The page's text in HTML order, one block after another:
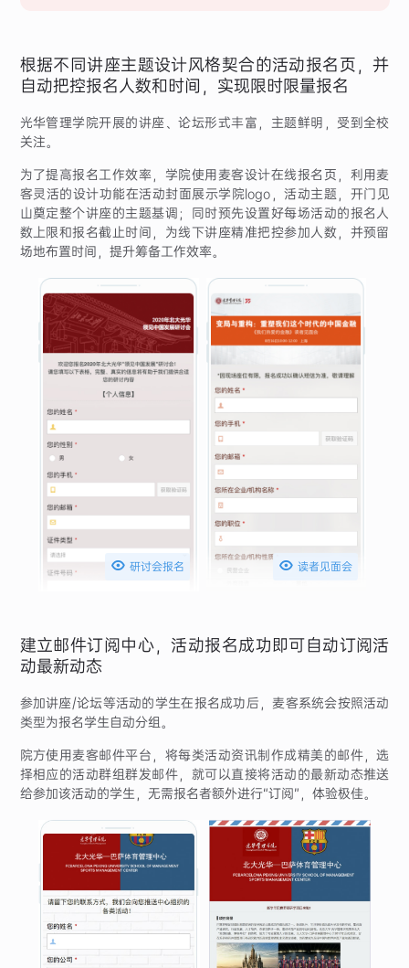
根据不同讲座主题设计风格契合的活动报名页，并
自动把控报名人数和时间，实现限时限量报名
光华管理学院开展的讲座、论坛形式丰富，主题鲜明，受到全校
关注。
为了提高报名工作效率，学院使用麦客设计在线报名页，利用麦
客灵活的设计功能在活动封面展示学院logo，活动主题，开门见
山奠定整个讲座的主题基调；同时预先设置好每场活动的报名人
数上限和报名截止时间，为线下讲座精准把控参加人数，并预留
场地布置时间，提升筹备工作效率。
 研讨会报名  读者见面会
建立邮件订阅中心，活动报名成功即可自动订阅活
动最新动态
参加讲座/论坛等活动的学生在报名成功后，麦客系统会按照活动
类型为报名学生自动分组。
院方使用麦客邮件平台，将每类活动资讯制作成精美的邮件，选
择相应的活动群组群发邮件，就可以直接将活动的最新动态推送
给参加该活动的学生，无需报名者额外进行“订阅”，体验极佳。